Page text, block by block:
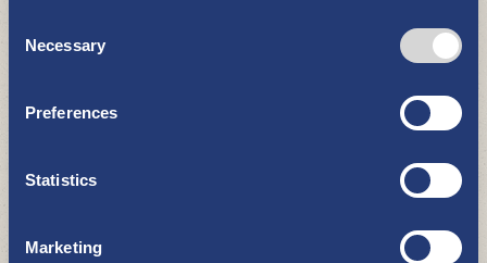
Selection
Necessary
Preferences
Statistics
Marketing
DAS MEER UND DIE ÜBRIGE NATUR